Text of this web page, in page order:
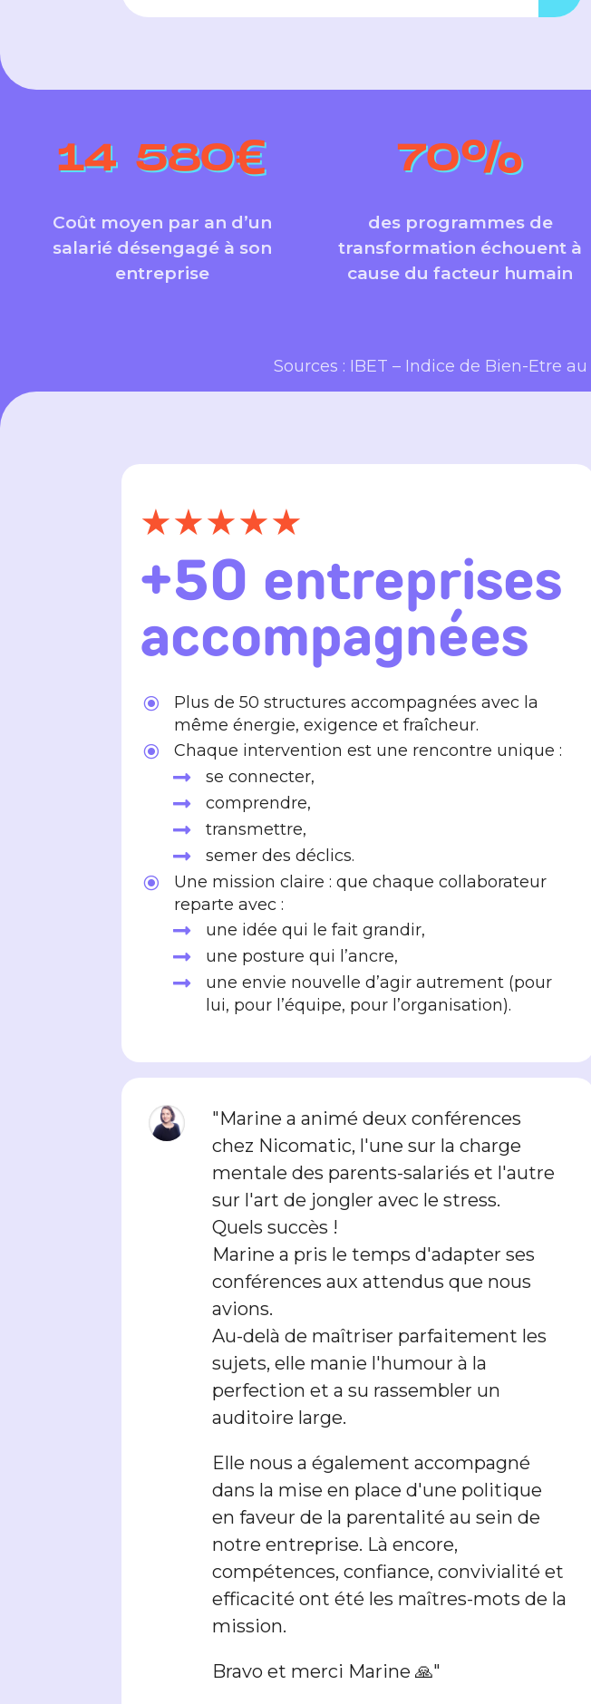
14 580€
Coût moyen par an d’un
salarié désengagé à son
entreprise
70%
des programmes de
transformation échouent à
cause du facteur humain
Sources : IBET – Indice de Bien-Etre
★★★★★
+50 entreprises
accompagnées
\
Plus de 50 structures accompagnées avec la
même énergie, exigence et fraîcheur.
\
Chaque intervention est une rencontre unique :

se connecter,

comprendre,

transmettre,

semer des déclics.
\
Une mission claire : que chaque collaborateur
reparte avec :

une idée qui le fait grandir,

une posture qui l’ancre,

une envie nouvelle d’agir autrement (pour
lui, pour l’équipe, pour l’organisation).
"Marine a animé deux conférences
chez Nicomatic, l'une sur la charge
mentale des parents-salariés et l'autre
sur l'art de jongler avec le stress.
Quels succès !
Marine a pris le temps d'adapter ses
conférences aux attendus que nous
avions.
Au-delà de maîtriser parfaitement les
sujets, elle manie l'humour à la
perfection et a su rassembler un
auditoire large.
Elle nous a également accompagné
dans la mise en place d'une politique
en faveur de la parentalité au sein de
notre entreprise. Là encore,
compétences, confiance, convivialité et
efficacité ont été les maîtres-mots de la
mission.
Bravo et merci Marine 🙏"